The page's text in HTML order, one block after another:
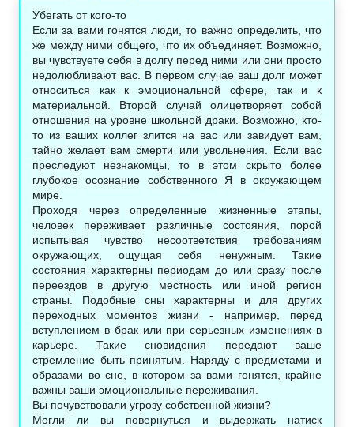
Убегать от кого-то
Если за вами гонятся люди, то важно определить, что
же между ними общего, что их объединяет. Возможно,
вы чувствуете себя в долгу перед ними или они просто
недолюбливают вас. В первом случае ваш долг может
относиться как к эмоциональной сфере, так и к
материальной. Второй случай олицетворяет собой
отношения на уровне школьной драки. Возможно, кто-
то из ваших коллег злится на вас или завидует вам,
тайно желает вам смерти или увольнения. Если вас
преследуют незнакомцы, то в этом скрыто более
глубокое осознание собственного Я в окружающем
мире.
Проходя через определенные жизненные этапы,
человек переживает различные состояния, порой
испытывая чувство несоответствия требованиям
окружающих, ощущая себя ненужным. Такие
состояния характерны периодам до или сразу после
переездов в другую местность или иной регион
страны. Подобные сны характерны и для других
переходных моментов жизни - например, перед
вступлением в брак или при серьезных изменениях в
карьере. Такие сновидения передают ваше
стремление быть принятым. Наряду с предметами и
образами во сне, в котором за вами гонятся, крайне
важны ваши эмоциональные переживания.
Вы почувствовали угрозу собственной жизни?
Могли ли вы повернуться и выдержать натиск